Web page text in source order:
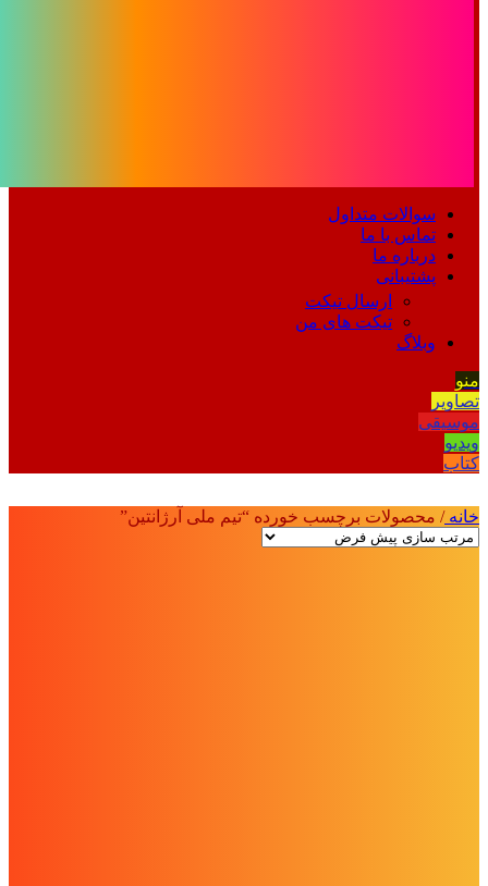
سوالات متداول
تماس با ما
درباره ما
پشتیبانی
ارسال تیکت
تیکت های من
وبلاگ
منو
تصاویر
موسیقی
ویدیو
کتاب
خانه/ محصولات برچسب خورده “تیم ملی آرژانتین”